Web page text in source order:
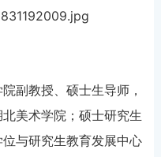
副教授、硕士生导师，
美术学院；硕士研究生
与研究生教育发展中心